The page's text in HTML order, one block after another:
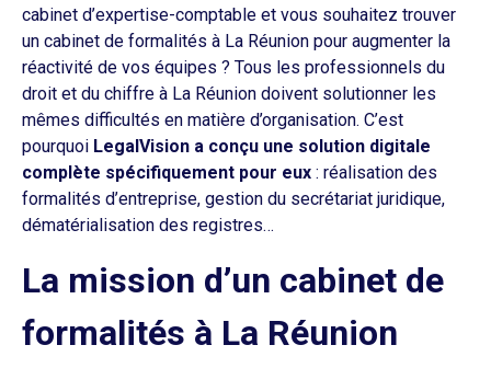
cabinet d’expertise-comptable et vous souhaitez trouver
un cabinet de formalités à La Réunion pour augmenter la
réactivité de vos équipes ? Tous les professionnels du
droit et du chiffre à La Réunion doivent solutionner les
mêmes difficultés en matière d’organisation. C’est
pourquoi LegalVision a conçu une solution digitale
complète spécifiquement pour eux : réalisation des
formalités d’entreprise, gestion du secrétariat juridique,
dématérialisation des registres…
La mission d’un cabinet de
formalités à La Réunion